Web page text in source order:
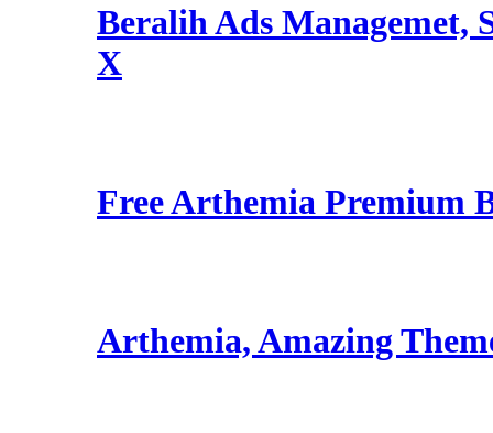
Beralih Ads Managemet,
X
Free Arthemia Premium
Arthemia, Amazing